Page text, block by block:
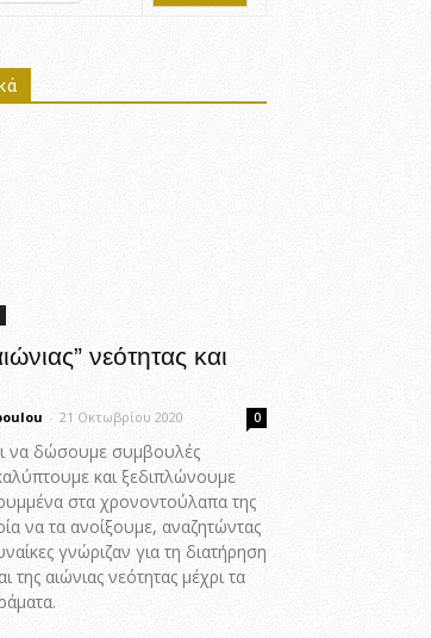
νεότητας και
- 21 Οκτωβρίου 2020 0
να δώσουμε συμβουλές
και ξεδιπλώνουμε
στα χρονοντούλαπα της
να τα ανοίξουμε, αναζητώντας
γνώριζαν για τη διατήρηση
της αιώνιας νεότητας μέχρι τα